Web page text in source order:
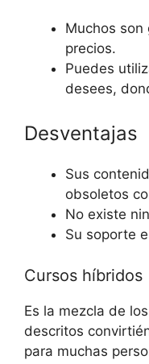
Muchos
precios.
Puedes
desees,
Desventajas
Sus
obsoletos
No existe
Su soporte
Cursos híbridos
Es la mezcla de
descritos
para muchas